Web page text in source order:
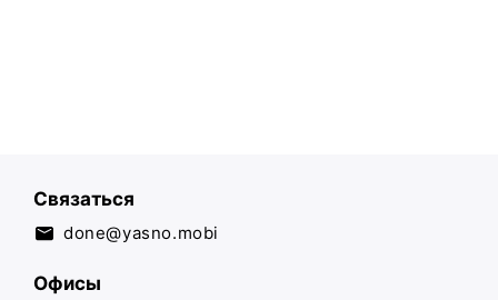
Связаться
done@yasno.mobi
Офисы